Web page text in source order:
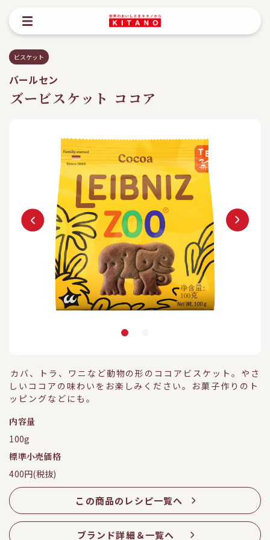
ビスケット
バールセン
ズービスケット ココア
カバ、トラ、ワニなど動物の形のココアビスケット。やさ
しいココアの味わいをお楽しみください。お菓子作りのト
ッピングなどにも。
内容量
100g
標準小売価格
400円(税抜)
この商品のレシピ一覧へ
ブランド詳細＆一覧へ